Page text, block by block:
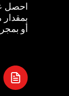
احصل
أو